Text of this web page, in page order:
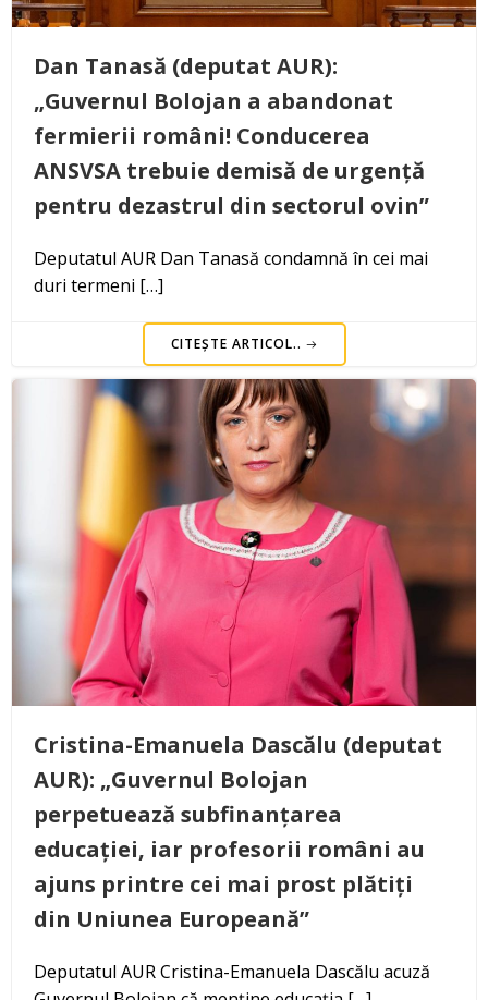
Dan Tanasă (deputat AUR):
„Guvernul Bolojan a abandonat
fermierii români! Conducerea
ANSVSA trebuie demisă de urgență
pentru dezastrul din sectorul ovin”
Deputatul AUR Dan Tanasă condamnă în cei mai
duri termeni […]
CITEȘTE ARTICOL..
Cristina-Emanuela Dascălu (deputat
AUR): „Guvernul Bolojan
perpetuează subfinanțarea
educației, iar profesorii români au
ajuns printre cei mai prost plătiți
din Uniunea Europeană”
Deputatul AUR Cristina-Emanuela Dascălu acuză